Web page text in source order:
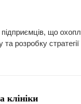
що
розробку
клініки